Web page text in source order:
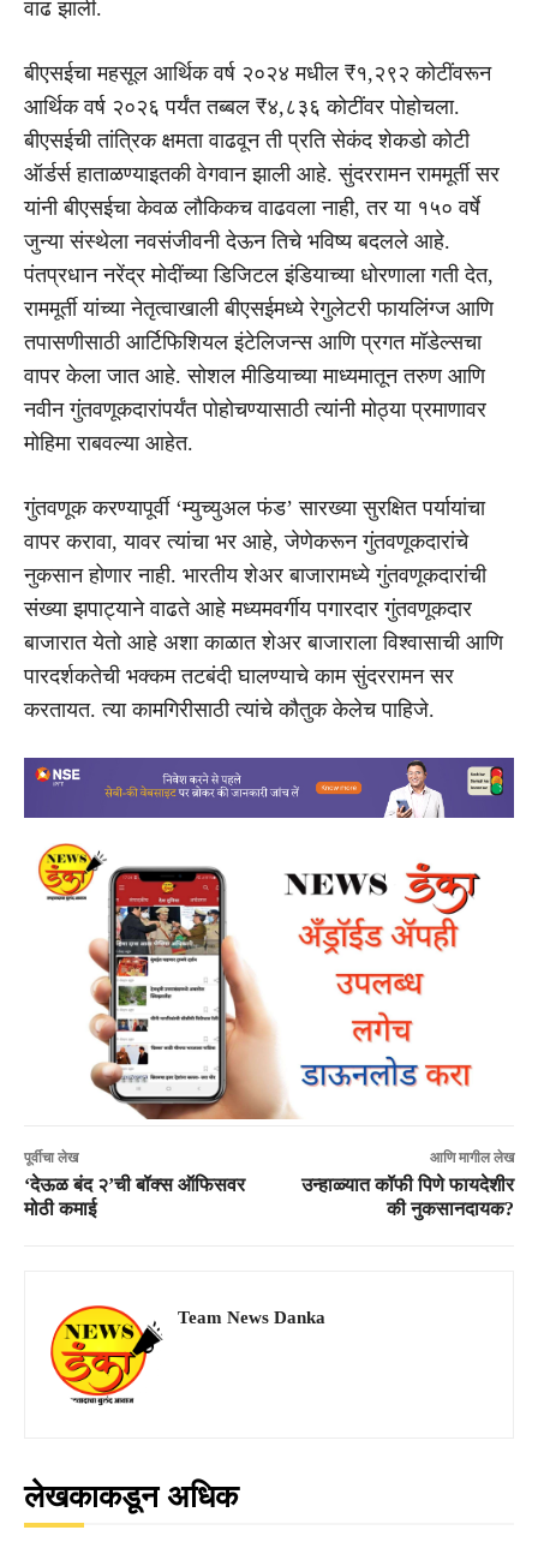
वाढ झाली.
बीएसईचा महसूल आर्थिक वर्ष २०२४ मधील ₹१,२९२ कोटींवरून
आर्थिक वर्ष २०२६ पर्यंत तब्बल ₹४,८३६ कोटींवर पोहोचला.
बीएसईची तांत्रिक क्षमता वाढवून ती प्रति सेकंद शेकडो कोटी
ऑर्डर्स हाताळण्याइतकी वेगवान झाली आहे. सुंदररामन राममूर्ती सर
यांनी बीएसईचा केवळ लौकिकच वाढवला नाही, तर या १५० वर्षे
जुन्या संस्थेला नवसंजीवनी देऊन तिचे भविष्य बदलले आहे.
पंतप्रधान नरेंद्र ‌मोदींच्या डिजिटल इंडियाच्या धोरणाला गती देत,
राममूर्ती यांच्या नेतृत्वाखाली बीएसईमध्ये रेगुलेटरी फायलिंग्ज आणि
तपासणीसाठी आर्टिफिशियल इंटेलिजन्स आणि प्रगत मॉडेल्सचा
वापर केला जात आहे. सोशल मीडियाच्या माध्यमातून तरुण आणि
नवीन गुंतवणूकदारांपर्यंत पोहोचण्यासाठी त्यांनी मोठ्या प्रमाणावर
मोहिमा राबवल्या आहेत.
गुंतवणूक करण्यापूर्वी ‘म्युच्युअल फंड’ सारख्या सुरक्षित पर्यायांचा
वापर करावा, यावर त्यांचा भर आहे, जेणेकरून गुंतवणूकदारांचे
नुकसान होणार नाही. भारतीय शेअर बाजारामध्ये गुंतवणूकदारांची
संख्या झपाट्याने वाढते आहे मध्यमवर्गीय पगारदार गुंतवणूकदार
बाजारात येतो आहे अशा काळात शेअर बाजाराला विश्वासाची आणि
पारदर्शकतेची भक्कम तटबंदी घालण्याचे काम सुंदररामन सर
करतायत. त्या कामगिरीसाठी त्यांचे कौतुक केलेच पाहिजे.
पूर्वीचा लेख
‘देऊळ बंद २’ची बॉक्स ऑफिसवर
मोठी कमाई
आणि मागील लेख
उन्हाळ्यात कॉफी पिणे फायदेशीर
की नुकसानदायक?
Team News Danka
लेखकाकडून अधिक